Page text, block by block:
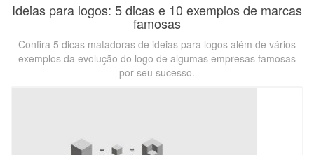
Ideias para logos: 5 dicas e 10 exemplos de marcas
famosas
Confira 5 dicas matadoras de ideias para logos além de vários
exemplos da evolução do logo de algumas empresas famosas
por seu sucesso.